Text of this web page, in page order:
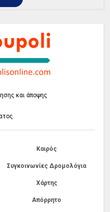
και άποψης
Καιρός
Συγκοινωνίες Δρομολόγια
Χάρτης
Απόρρητο